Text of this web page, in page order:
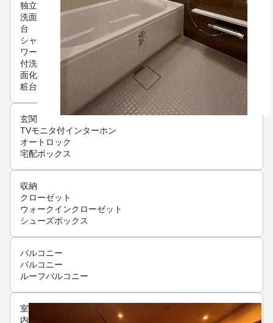
独立
洗面
台
シャ
ワー
付洗
面化
粧台
玄関
TVモニタ付インターホン
オートロック
宅配ボックス
収納
クローゼット
ウォークインクローゼット
シューズボックス
バルコニー
バルコニー
ルーフバルコニー
室
内